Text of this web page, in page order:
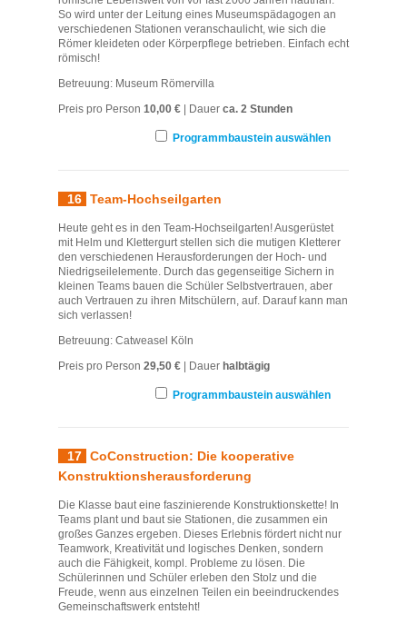
So wird unter der Leitung eines Museumspädagogen an
verschiedenen Stationen veranschaulicht, wie sich die
Römer kleideten oder Körperpflege betrieben. Einfach echt
römisch!
Betreuung: Museum Römervilla
Preis pro Person 10,00 € | Dauer ca. 2 Stunden
Programmbaustein auswählen
16 Team-Hochseilgarten
Heute geht es in den Team-Hochseilgarten! Ausgerüstet
mit Helm und Klettergurt stellen sich die mutigen Kletterer
den verschiedenen Herausforderungen der Hoch- und
Niedrigseilelemente. Durch das gegenseitige Sichern in
kleinen Teams bauen die Schüler Selbstvertrauen, aber
auch Vertrauen zu ihren Mitschülern, auf. Darauf kann man
sich verlassen!
Betreuung: Catweasel Köln
Preis pro Person 29,50 € | Dauer halbtägig
Programmbaustein auswählen
17 CoConstruction: Die kooperative
Konstruktionsherausforderung
Die Klasse baut eine faszinierende Konstruktionskette! In
Teams plant und baut sie Stationen, die zusammen ein
großes Ganzes ergeben. Dieses Erlebnis fördert nicht nur
Teamwork, Kreativität und logisches Denken, sondern
auch die Fähigkeit, kompl. Probleme zu lösen. Die
Schülerinnen und Schüler erleben den Stolz und die
Freude, wenn aus einzelnen Teilen ein beeindruckendes
Gemeinschaftswerk entsteht!